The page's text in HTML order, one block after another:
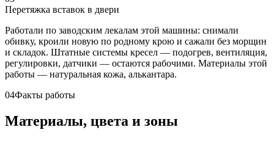
Перетяжка вставок в двери
Работали по заводским лекалам этой машины: снимали
обивку, кроили новую по родному крою и сажали без морщин
и складок. Штатные системы кресел — подогрев, вентиляция,
регулировки, датчики — остаются рабочими. Материалы этой
работы — натуральная кожа, алькантара.
04Факты работы
Материалы, цвета и зоны